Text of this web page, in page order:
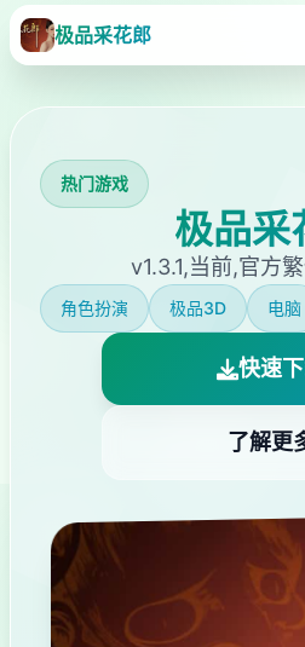
极品采花郎
热门游戏
极品采
v1.3.1,当前,官方
角色扮演 极品3D 电脑
快速
了解更